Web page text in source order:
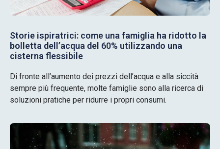
Storie ispiratrici: come una famiglia ha ridotto la
bolletta dell’acqua del 60% utilizzando una
cisterna flessibile
Di fronte all’aumento dei prezzi dell’acqua e alla siccità
sempre più frequente, molte famiglie sono alla ricerca di
soluzioni pratiche per ridurre i propri consumi.